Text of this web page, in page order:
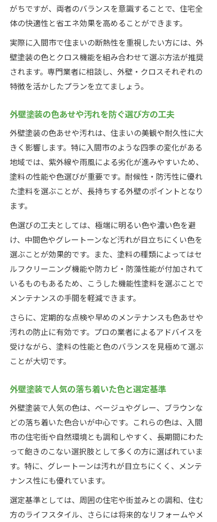
がちですが、両者のバランスを意識することで、住宅全
体の快適性と省エネ効果を高めることができます。
実際に入間市で住まいの断熱性を重視したい方には、外
壁塗装の色とクロス機能を組み合わせて選ぶ方法が推奨
されます。専門業者に相談し、外壁・クロスそれぞれの
特徴を活かしたプランを立てましょう。
外壁塗装の色あせや汚れを防ぐ選び方の工夫
外壁塗装の色あせや汚れは、住まいの美観や耐久性に大
きく影響します。特に入間市のような四季の変化がある
地域では、紫外線や雨風による劣化が進みやすいため、
塗料の性能や色選びが重要です。耐候性・防汚性に優れ
た塗料を選ぶことが、長持ちする外壁のポイントとなり
ます。
色選びの工夫としては、極端に明るい色や濃い色を避
け、中間色やグレートーンなど汚れが目立ちにくい色を
選ぶことが効果的です。また、塗料の種類によってはセ
ルフクリーニング機能や防カビ・防藻性能が付加されて
いるものもあるため、こうした機能性塗料を選ぶことで
メンテナンスの手間を軽減できます。
さらに、定期的な点検や早めのメンテナンスも色あせや
汚れの防止に有効です。プロの業者によるアドバイスを
受けながら、塗料の性能と色のバランスを見極めて選ぶ
ことが大切です。
外壁塗装で人気の落ち着いた色と選定基準
外壁塗装で人気の色は、ベージュやグレー、ブラウンな
どの落ち着いた色合いが中心です。これらの色は、入間
市の住宅街や自然環境とも調和しやすく、長期間にわた
って飽きのこない選択肢として多くの方に選ばれていま
す。特に、グレートーンは汚れが目立ちにくく、メンテ
ナンス性にも優れています。
選定基準としては、周囲の住宅や街並みとの調和、住む
方のライフスタイル、さらには将来的なリフォームやメ